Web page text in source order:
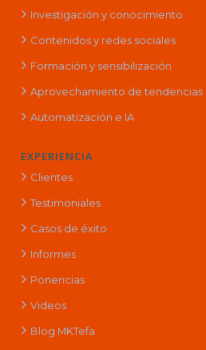
Investigación y conocimiento
Contenidos y redes sociales
Formación y sensibilización
Aprovechamiento de tendencias
Automatización e IA
EXPERIENCIA
Clientes
Testimoniales
Casos de éxito
Informes
Ponencias
Videos
Blog MKTefa